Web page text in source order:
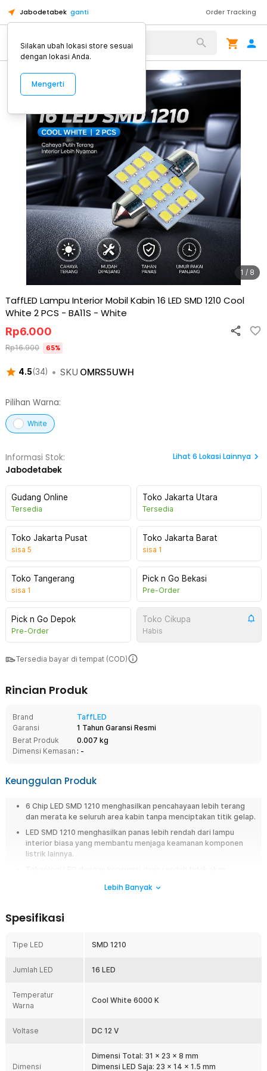
Jabodetabek ganti Order Tracking
Alat Kopi
1 / 8
TaffLED Lampu Interior Mobil Kabin 16 LED SMD 1210 Cool
White 2 PCS - BA11S - White
4.5(34) • SKU OMRS5UWH
Rp6.000
Rp16.900 65%
Pilihan Warna:
White
Informasi Stok:
Jabodetabek
Lihat 6 Lokasi Lainnya
Gudang Online
Tersedia
Toko Jakarta Utara
Tersedia
Toko Jakarta Pusat
sisa 5
Toko Jakarta Barat
sisa 1
Toko Tangerang
sisa 1
Pick n Go Bekasi
Pre-Order
Pick n Go Depok
Pre-Order
Toko Cikupa
Habis
Tersedia bayar di tempat (COD)
Rincian Produk
Brand
TaffLED
Garansi
1 Tahun Garansi Resmi
Berat Produk
0.007 kg
Dimensi Kemasan : -
Keunggulan Produk
6 Chip LED SMD 1210 menghasilkan pencahayaan lebih terang
dan merata ke seluruh area kabin tanpa menciptakan titik gelap.
LED SMD 1210 menghasilkan panas lebih rendah dari lampu
interior biasa yang membantu menjaga keamanan komponen
listrik lainnya.
jenis dan seri mobil yang ada di pasaran.
Ringkasan
interior mobil. Lampu ini dirancang sebagai pengganti lampu bawaan
dan merata. Menggunakan 16 LED SMD 1210 berwarna cool white 6000
K, lampu ini memberikan pencahayaan yang jelas tanpa silau berlebihan.
panjang. Cocok untuk berbagai kebutuhan lampu kabin seperti lampu
Fitur
Lebih Banyak
Spesifikasi
Tipe LED SMD 1210
Jumlah LED 16 LED
Temperatur
Warna
Cool White 6000 K
Voltase DC 12 V
Dimensi
Dimensi Total: 31 x 23 x 8 mm
Dimensi LED Saja: 23 x 14 x 1.5 mm
Silakan ubah lokasi store sesuai
dengan lokasi Anda.
Mengerti